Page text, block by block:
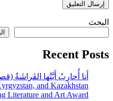
البحث
Recent Posts
أَنا أُحارِبُ أَيَّتُها الفَراشَةُ
and Kazakhstan
Literature and Art Award